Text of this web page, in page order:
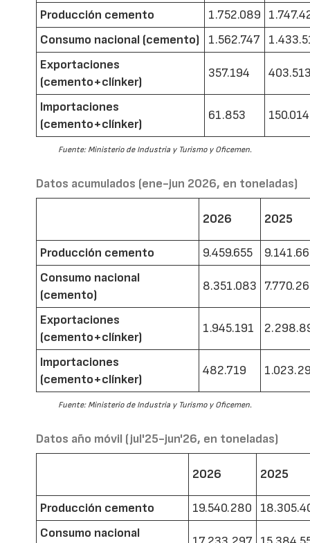
Producción cemento 1.752.089
Consumo nacional (cemento)
1.562.747
Exportaciones
(cemento+clínker)
357.194
Importaciones
(cemento+clínker)
61.853 150.014
Fuente: Ministerio de Industria y Turismo y Oficemen.
Datos acumulados (ene-jun 2026, en toneladas)
2026 2025
Producción cemento 9.459.655
Consumo nacional
(cemento)
8.351.083
Exportaciones
(cemento+clínker)
1.945.191
Importaciones
(cemento+clínker)
482.719
Fuente: Ministerio de Industria y Turismo y Oficemen.
Datos año móvil (jul'25-jun'26, en toneladas)
2026 2025
Producción cemento 19.540.280
Consumo nacional